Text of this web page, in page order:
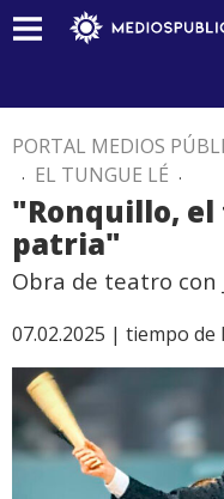
PORTAL MEDIOS
. EL TUNGUE LÉ .
"Ronquillo,
patria"
Obra de teatro con
07.02.2025 | tiempo de